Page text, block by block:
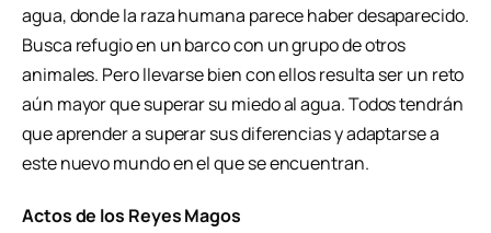
agua, donde la raza humana parece haber desaparecido.
Busca refugio en un barco con un grupo de otros
animales. Pero llevarse bien con ellos resulta ser un reto
aún mayor que superar su miedo al agua. Todos tendrán
que aprender a superar sus diferencias y adaptarse a
este nuevo mundo en el que se encuentran.
Actos de los Reyes Magos